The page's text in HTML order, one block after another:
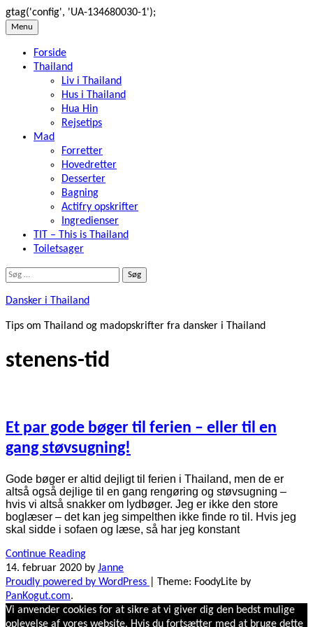
gtag('config', 'UA-134680030-1');
Skip
content
Menu
Forside
Thailand
Liv i Thailand
Hus i Thailand
Hua Hin
Rejsetips
Mad
Forretter
Hovedretter
Desserter
Bagning
Actifry opskrifter
Ingredienser
TIT – This is Thailand
Toiletsager
Søg
Dansker i Thailand
Tips om Thailand og madopskrifter fra dansker i Thailand
stenens-tid
Et par gode bøger til ferien – eller til en
gang støvsugning!
Gode bøger er altid dejligt til ferien i Thailand, men de er
altså også dejlige til en gang rengøring og støvsugning –
hvis vi altså snakker om lydbøger. Jeg er ikke den store
boglæser – det kan jeg simpelthen ikke finde ro til. Hvis jeg
skal sidde i sofaen og læse, så har jeg konstant
Continue Reading
14. februar 2020 by Janne
Proudly powered by WordPress
Theme: FoodyLite by
PanKogut.com.
Vi anvender cookies for at sikre at vi giver dig den bedst mulige
oplevelse af vores website. Hvis du fortsætter med at bruge dette